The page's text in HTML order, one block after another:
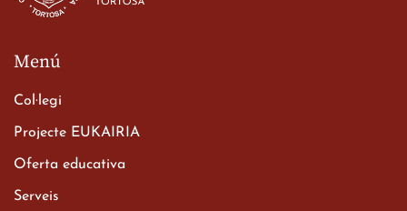
Xerrada del Sr. Bisbe als
Menú
Col·legi
Projecte EUKAIRIA
Oferta educativa
Serveis